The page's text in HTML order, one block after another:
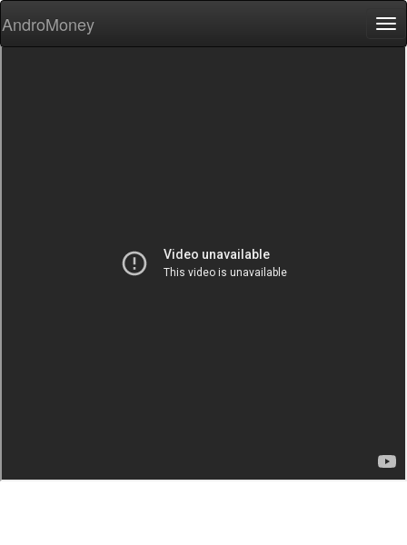
AndroMoney